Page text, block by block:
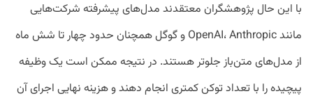
با این حال پژوهشگران معتقدند مدل‌های پیشرفته شرکت‌هایی
مانند OpenAI، Anthropic و گوگل همچنان حدود چهار تا شش ماه
از مدل‌های متن‌باز جلوتر هستند. در نتیجه ممکن است یک وظیفه
پیچیده را با تعداد توکن کمتری انجام دهند و هزینه نهایی اجرای آن